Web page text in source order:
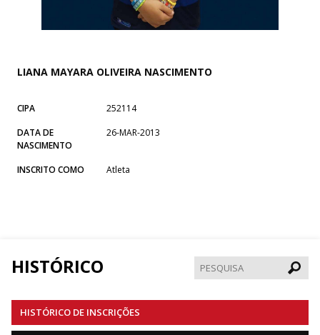
LIANA MAYARA OLIVEIRA NASCIMENTO
CIPA
252114
DATA DE
NASCIMENTO
26-MAR-2013
INSCRITO COMO Atleta
HISTÓRICO
HISTÓRICO DE INSCRIÇÕES